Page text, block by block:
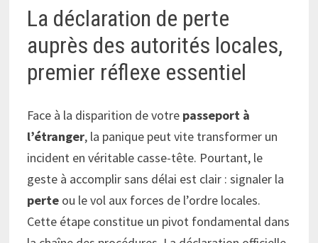
La déclaration de perte
auprès des autorités locales,
premier réflexe essentiel
Face à la disparition de votre passeport à
l’étranger, la panique peut vite transformer un
incident en véritable casse-tête. Pourtant, le
geste à accomplir sans délai est clair : signaler la
perte ou le vol aux forces de l’ordre locales.
Cette étape constitue un pivot fondamental dans